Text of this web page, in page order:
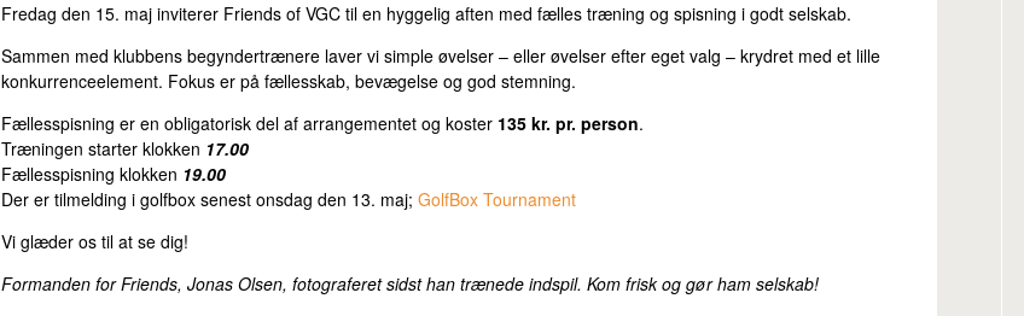
Fredag den 15. maj inviterer Friends of VGC til en hyggelig aften med fælles træning og spisning i godt selskab.
Sammen med klubbens begyndertrænere laver vi simple øvelser – eller øvelser efter eget valg – krydret med et lille
konkurrenceelement. Fokus er på fællesskab, bevægelse og god stemning.
Fællesspisning er en obligatorisk del af arrangementet og koster 135 kr. pr. person.
Træningen starter klokken 17.00
Fællesspisning klokken 19.00
Der er tilmelding i golfbox senest onsdag den 13. maj; GolfBox Tournament
Vi glæder os til at se dig!
Formanden for Friends, Jonas Olsen, fotograferet sidst han trænede indspil. Kom frisk og gør ham selskab!